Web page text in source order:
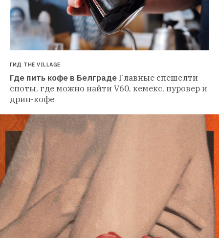
ГИД THE VILLAGE
Где пить кофе в БелградеГлавные спешелти-
споты, где можно найти V60, кемекс, пуровер и
дрип-кофе